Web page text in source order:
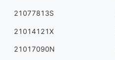
21077813S
21014121X
21017090N